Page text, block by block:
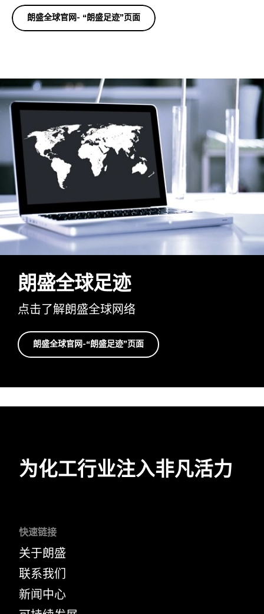
朗盛全球官网- “朗盛足迹”页面
朗盛全球足迹
点击了解朗盛全球网络
朗盛全球官网-“朗盛足迹”页面
为化工行业注入非凡活力
快速链接
关于朗盛
联系我们
新闻中心